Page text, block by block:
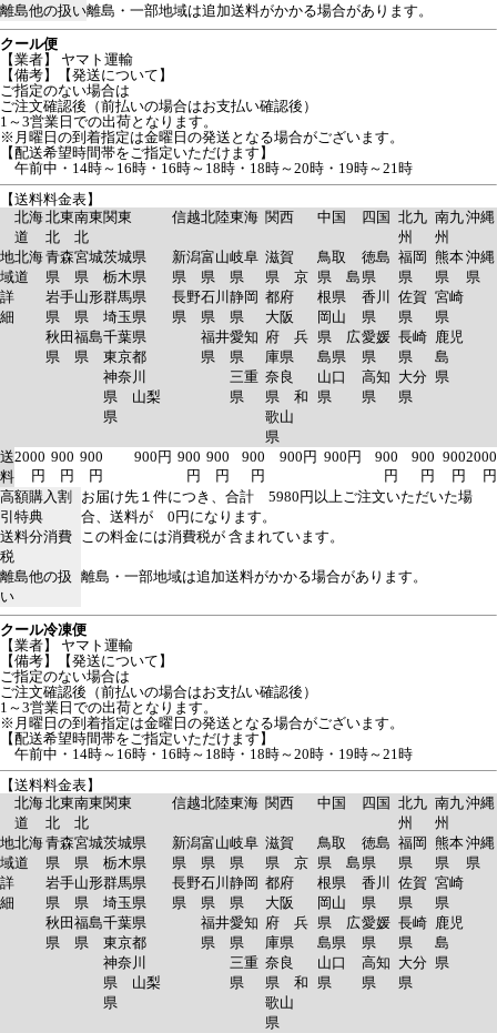
離島他の扱い離島・一部地域は追加送料がかかる場合があります。
クール便
【業者】 ヤマト運輸
【備考】【発送について】
ご指定のない場合は
ご注文確認後（前払いの場合はお支払い確認後）
1～3営業日での出荷となります。
※月曜日の到着指定は金曜日の発送となる場合がございます。
【配送希望時間帯をご指定いただけます】
午前中・14時～16時・16時～18時・18時～20時・19時～21時
【送料料金表】
北海
道
北東
北
南東
北
関東 信越北陸東海 関西 中国 四国 北九
州
南九
州
沖縄
地
域
詳
細
北海
道
青森
県
岩手
県
秋田
県
宮城
県
山形
県
福島
県
茨城県
栃木県
群馬県
埼玉県
千葉県
東京都
神奈川
県 山梨
県
新潟
県
長野
県
富山
県
石川
県
福井
県
岐阜
県
静岡
県
愛知
県
三重
県
滋賀
県 京
都府
大阪
府 兵
庫県
奈良
県 和
歌山
県
鳥取
県 島
根県
岡山
県 広
島県
山口
県
徳島
県
香川
県
愛媛
県
高知
県
福岡
県
佐賀
県
長崎
県
大分
県
熊本
県
宮崎
県
鹿児
島
県
沖縄
県
送
料
2000
円
900
円
900
円
900円 900
円
900
円
900
円
900円 900円
900
円
900
円
900
円
2000
円
高額購入割
引特典
お届け先１件につき、合計 5980円以上ご注文いただいた場
合、送料が 0円になります。
送料分消費
税
この料金には消費税が 含まれています。
離島他の扱
い
離島・一部地域は追加送料がかかる場合があります。
クール冷凍便
【業者】 ヤマト運輸
【備考】【発送について】
ご指定のない場合は
ご注文確認後（前払いの場合はお支払い確認後）
1～3営業日での出荷となります。
※月曜日の到着指定は金曜日の発送となる場合がございます。
【配送希望時間帯をご指定いただけます】
午前中・14時～16時・16時～18時・18時～20時・19時～21時
【送料料金表】
北海
道
北東
北
南東
北
関東 信越北陸東海 関西 中国 四国 北九
州
南九
州
沖縄
地
域
詳
細
北海
道
青森
県
岩手
県
秋田
県
宮城
県
山形
県
福島
県
茨城県
栃木県
群馬県
埼玉県
千葉県
東京都
神奈川
県 山梨
県
新潟
県
長野
県
富山
県
石川
県
福井
県
岐阜
県
静岡
県
愛知
県
三重
県
滋賀
県 京
都府
大阪
府 兵
庫県
奈良
県 和
歌山
県
鳥取
県 島
根県
岡山
県 広
島県
山口
県
徳島
県
香川
県
愛媛
県
高知
県
福岡
県
佐賀
県
長崎
県
大分
県
熊本
県
宮崎
県
鹿児
島
県
沖縄
県